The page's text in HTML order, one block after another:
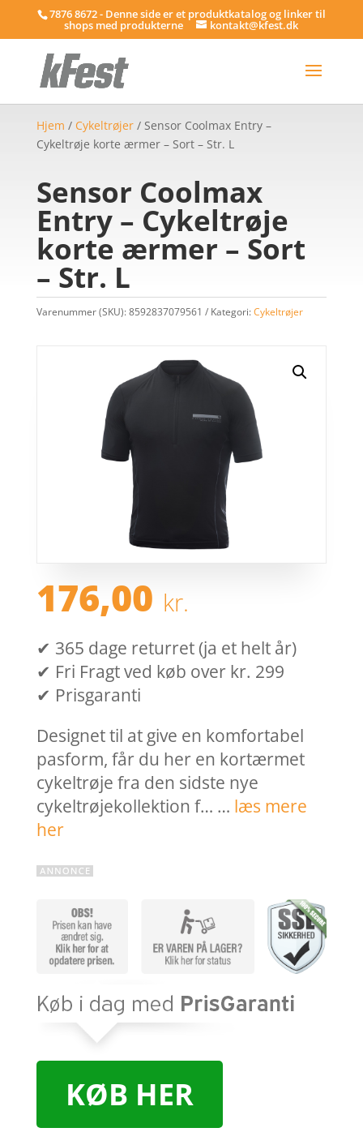
7876 8672 - Denne side er et produktkatalog og linker til
shops med produkterne kontakt@kfest.dk
Hjem / Cykeltrøjer/ Sensor Coolmax Entry –
Cykeltrøje korte ærmer – Sort – Str. L
Sensor Coolmax
Entry – Cykeltrøje
korte ærmer – Sort
– Str. L
Varenummer (SKU):8592837079561 Kategori:Cykeltrøjer
176,00 kr.
✔ 365 dage returret (ja et helt år)
✔ Fri Fragt ved køb over kr. 299
✔ Prisgaranti
Designet til at give en komfortabel
pasform, får du her en kortærmet
cykeltrøje fra den sidste nye
cykeltrøjekollektion f… … læs mere
her
KØB HER